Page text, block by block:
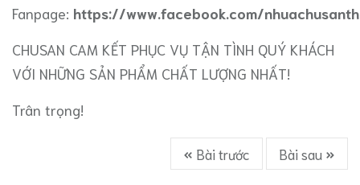
Fanpage: https://www.facebook.com/
CHUSAN CAM KẾT PHỤC VỤ TẬN TÌNH QUÝ KHÁCH
VỚI NHỮNG SẢN PHẨM CHẤT LƯỢNG NHẤT!
Trân trọng!
Bài trước Bài sau